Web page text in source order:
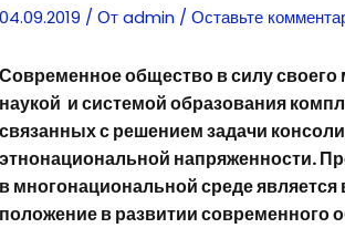
04.09.2019 / От admin /Оставьте
Современное общество в силу своего
наукой и системой образования
связанных с решением задачи
этнонациональной напряженности.
в многонациональной среде
положение в развитии современного